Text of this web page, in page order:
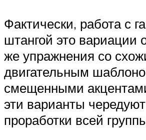
Фактически, работа с
штангой это вариации
же упражнения со
двигательным
смещенными
эти варианты
проработки всей